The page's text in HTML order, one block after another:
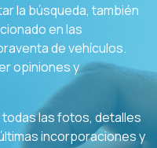
la búsqueda, también
en las
de vehículos.
opiniones y
las fotos, detalles
incorporaciones y